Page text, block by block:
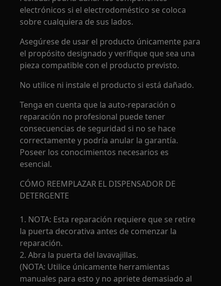
electrónicos si el electrodoméstico se coloca
sobre cualquiera de sus lados.
Asegúrese de usar el producto únicamente para
el propósito designado y verifique que sea una
pieza compatible con el producto previsto.
No utilice ni instale el producto si está dañado.
Tenga en cuenta que la auto-reparación o
reparación no profesional puede tener
consecuencias de seguridad si no se hace
correctamente y podría anular la garantía.
Poseer los conocimientos necesarios es
esencial.
CÓMO REEMPLAZAR EL DISPENSADOR DE
DETERGENTE
1. NOTA: Esta reparación requiere que se retire
la puerta decorativa antes de comenzar la
reparación.
2. Abra la puerta del lavavajillas.
(NOTA: Utilice únicamente herramientas
manuales para esto y no apriete demasiado al